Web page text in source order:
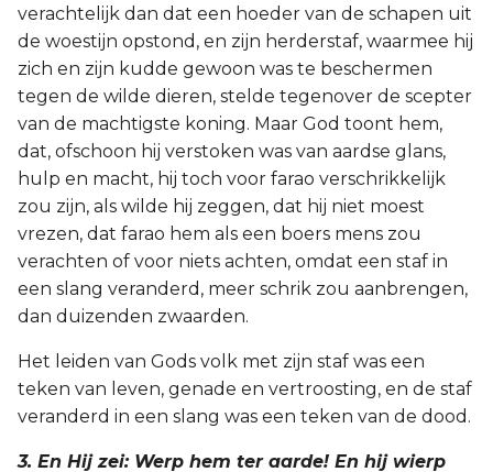
verachtelijk dan dat een hoeder van de schapen uit
de woestijn opstond, en zijn herderstaf, waarmee hij
zich en zijn kudde gewoon was te beschermen
tegen de wilde dieren, stelde tegenover de scepter
van de machtigste koning. Maar God toont hem,
dat, ofschoon hij verstoken was van aardse glans,
hulp en macht, hij toch voor farao verschrikkelijk
zou zijn, als wilde hij zeggen, dat hij niet moest
vrezen, dat farao hem als een boers mens zou
verachten of voor niets achten, omdat een staf in
een slang veranderd, meer schrik zou aanbrengen,
dan duizenden zwaarden.
Het leiden van Gods volk met zijn staf was een
teken van leven, genade en vertroosting, en de staf
veranderd in een slang was een teken van de dood.
3. En Hij zei: Werp hem ter aarde! En hij wierp